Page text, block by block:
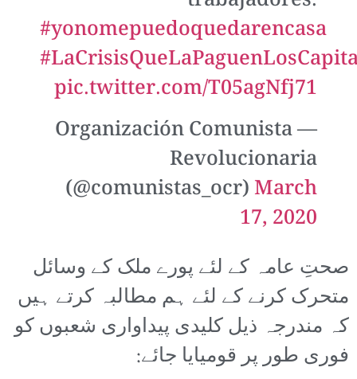
#yonomepuedoquedarencasa
pic.twitter.com/T05agNfj71
— Organización Comunista
Revolucionaria
(@comunistas_ocr)March
17, 2020
صحتِ عامہ کے لئے پورے ملک کے وسائل
متحرک کرنے کے لئے ہم مطالبہ کرتے ہیں
کہ مندرجہ ذیل کلیدی پیداواری شعبوں کو
فوری طور پر قومیایا جائے: